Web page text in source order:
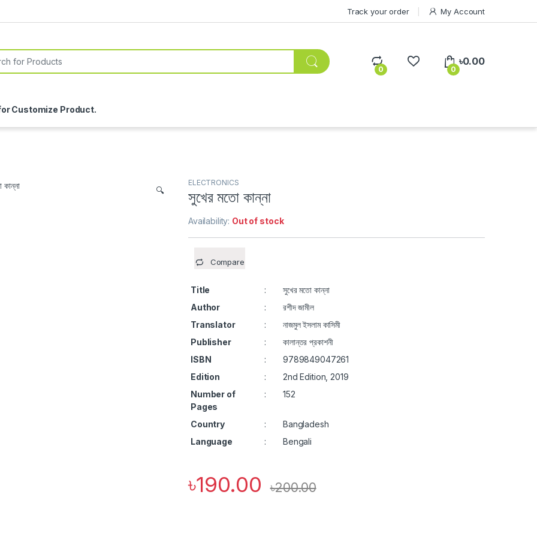
Track your order My Account
0 0
৳0.00
Customize Product.
🔍
ELECTRONICS
সুখের মতো কান্না
Availability: Out of stock
Compare
Title :
সুখের মতো কান্না
Author
:
রশীদ জামীল
Translator
:
নাজমুল ইসলাম কাসিমী
Publisher
:
কালান্তর প্রকাশনী
ISBN
:
9789849047261
Edition
:
2nd Edition, 2019
Number of
Pages
: 152
Country :
Bangladesh
Language
: Bengali
৳190.00 ৳200.00